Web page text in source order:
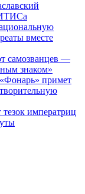
вместе
самозванцев —
знаком»
примет
тезок императриц